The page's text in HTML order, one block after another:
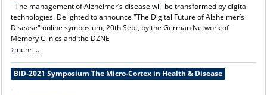
-The management of Alzheimer’s disease will be transformed by digital
technologies. Delighted to announce "The Digital Future of Alzheimer’s
Disease" online symposium, 20th Sept, by the German Network of
Memory Clinics and the DZNE
mehr ...
BID-2021 Symposium The Micro-Cortex in Health & Disease
-